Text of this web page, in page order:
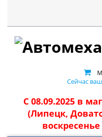
Сейчас
С 08.09.2025 в
(Липецк,